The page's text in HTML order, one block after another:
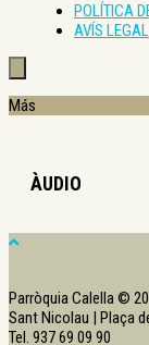
POLÍTICA
AVÍS LEGAL
Más
ÀUDIO
Parròquia Calella ©
Sant Nicolau | Plaça
Tel. 937 69 09 90